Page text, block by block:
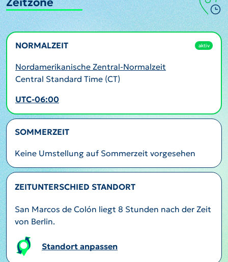
NORMALZEIT aktiv
Nordamerikanische Zentral-Normalzeit
Central Standard Time (CT)
UTC-06:00
SOMMERZEIT
Keine Umstellung auf Sommerzeit vorgesehen
ZEITUNTERSCHIED STANDORT
San Marcos de Colón liegt 8 Stunden nach der Zeit
von Berlin.
Standort anpassen